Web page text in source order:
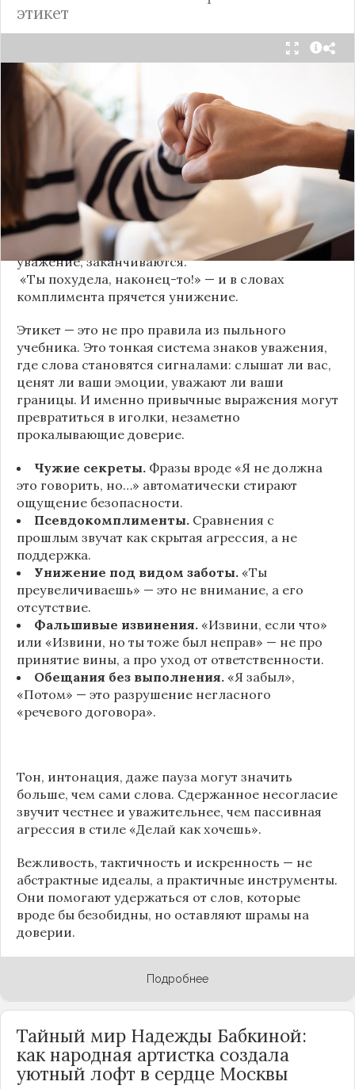
этикет
Мы часто думаем, что доверие рушится из-за
серьёзных предательств. Но на самом деле оно
трещит по швам гораздо раньше — в момент,
когда в разговоре звучит невинная на первый
взгляд фраза. Подробнее об этом рассказывает
«Этикет и психология общения» на Дзене.
«Да я никому не расскажу, правда». И через пару
дней вашу историю пересказывает другой
человек.
«Хватит ныть» — и разговор, а вместе с ним
уважение, заканчиваются.
«Ты похудела, наконец-то!» — и в словах
комплимента прячется унижение.
Этикет — это не про правила из пыльного
учебника. Это тонкая система знаков уважения,
где слова становятся сигналами: слышат ли вас,
ценят ли ваши эмоции, уважают ли ваши
границы. И именно привычные выражения могут
превратиться в иголки, незаметно
прокалывающие доверие.
Чужие секреты. Фразы вроде «Я не должна
это говорить, но…» автоматически стирают
ощущение безопасности.
Псевдокомплименты. Сравнения с
прошлым звучат как скрытая агрессия, а не
поддержка.
Унижение под видом заботы. «Ты
преувеличиваешь» — это не внимание, а его
отсутствие.
Фальшивые извинения. «Извини, если что»
или «Извини, но ты тоже был неправ» — не про
принятие вины, а про уход от ответственности.
Обещания без выполнения. «Я забыл»,
«Потом» — это разрушение негласного
«речевого договора».
Тон, интонация, даже пауза могут значить
больше, чем сами слова. Сдержанное несогласие
звучит честнее и уважительнее, чем пассивная
агрессия в стиле «Делай как хочешь».
Вежливость, тактичность и искренность — не
абстрактные идеалы, а практичные инструменты.
Они помогают удержаться от слов, которые
вроде бы безобидны, но оставляют шрамы на
доверии.
Подробнее
Тайный мир Надежды Бабкиной:
как народная артистка создала
уютный лофт в сердце Москвы